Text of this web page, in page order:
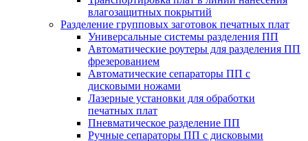
влагозащитных покрытий
Разделение групповых заготовок печатных плат
Универсальные системы разделения ПП
Автоматические роутеры для разделения ПП
фрезерованием
Автоматические сепараторы ПП с
дисковыми ножами
Лазерные установки для обработки
печатных плат
Пневматическое разделение ПП
Ручные сепараторы ПП с дисковыми